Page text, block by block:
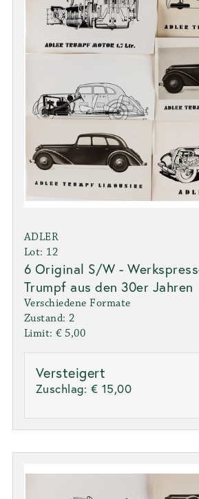
ADLER
Lot: 12
6 Original S/W -
Trumpf aus den 30er Jahren
Verschiedene Formate
Zustand: 2
Limit: € 5,00
Versteigert
Zuschlag: € 15,00